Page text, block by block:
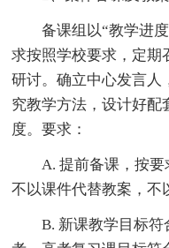
备课组以“教学进
求按照学校要求，定期
研讨。确立中心发言人
究教学方法，设计好配
度。要求：
A. 提前备课，按要
不以课件代替教案，不
B. 新课教学目标